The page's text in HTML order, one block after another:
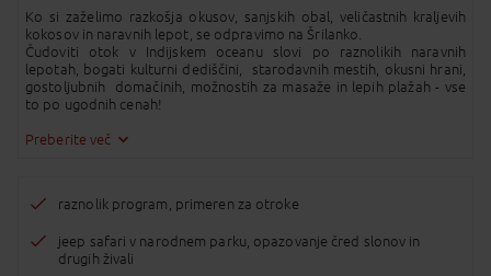
SMS
Kopirano v odložišče!
Ko si zaželimo razkošja okusov, sanjskih obal, veličastnih kraljevih
kokosov in naravnih lepot, se odpravimo na Šrilanko.
Čudoviti otok v Indijskem oceanu slovi po raznolikih naravnih
lepotah, bogati kulturni dediščini, starodavnih mestih, okusni hrani,
gostoljubnih domačinih, možnostih za masaže in lepih plažah - vse
to po ugodnih cenah!
Preberite več
raznolik program, primeren za otroke
jeep safari v narodnem parku, opazovanje čred slonov in
drugih živali